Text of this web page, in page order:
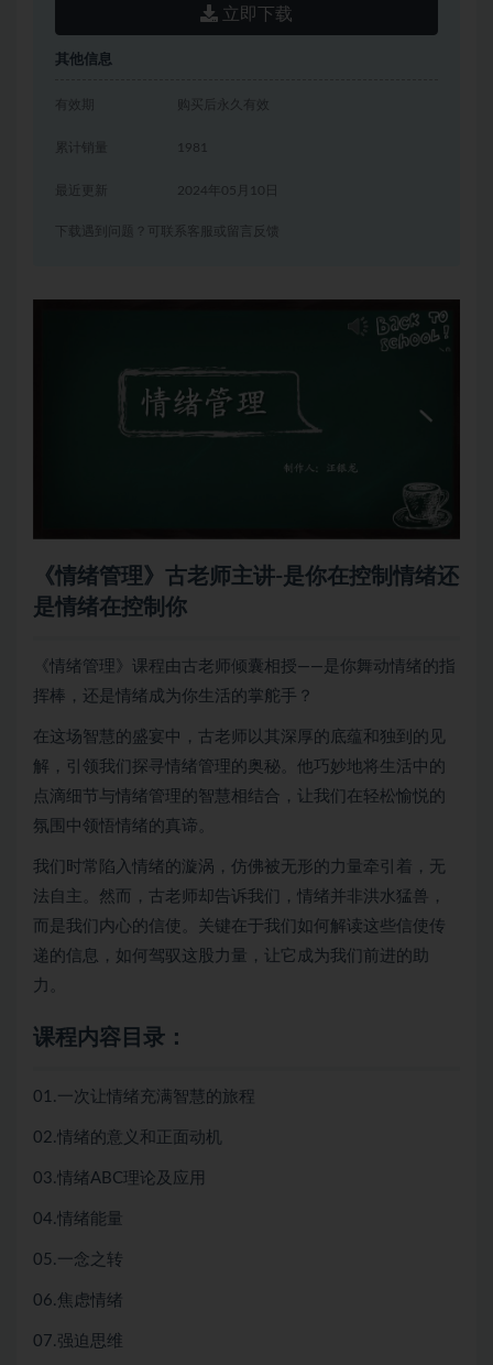
立即下载
其他信息
有效期 购买后永久有效
累计销量 1981
2024年05月10日
下载遇到问题？可联系客服或留言反馈
《情绪管理》古老师主讲-是你在控制情绪还
是情绪在控制你
《情绪管理》课程由古老师倾囊相授——是你舞动情绪的指
挥棒，还是情绪成为你生活的掌舵手？
在这场智慧的盛宴中，古老师以其深厚的底蕴和独到的见
解，引领我们探寻情绪管理的奥秘。他巧妙地将生活中的
点滴细节与情绪管理的智慧相结合，让我们在轻松愉悦的
氛围中领悟情绪的真谛。
我们时常陷入情绪的漩涡，仿佛被无形的力量牵引着，无
法自主。然而，古老师却告诉我们，情绪并非洪水猛兽，
而是我们内心的信使。关键在于我们如何解读这些信使传
递的信息，如何驾驭这股力量，让它成为我们前进的助
力。
课程内容目录：
01.一次让情绪充满智慧的旅程
02.情绪的意义和正面动机
03.情绪ABC理论及应用
04.情绪能量
05.一念之转
06.焦虑情绪
07.强迫思维